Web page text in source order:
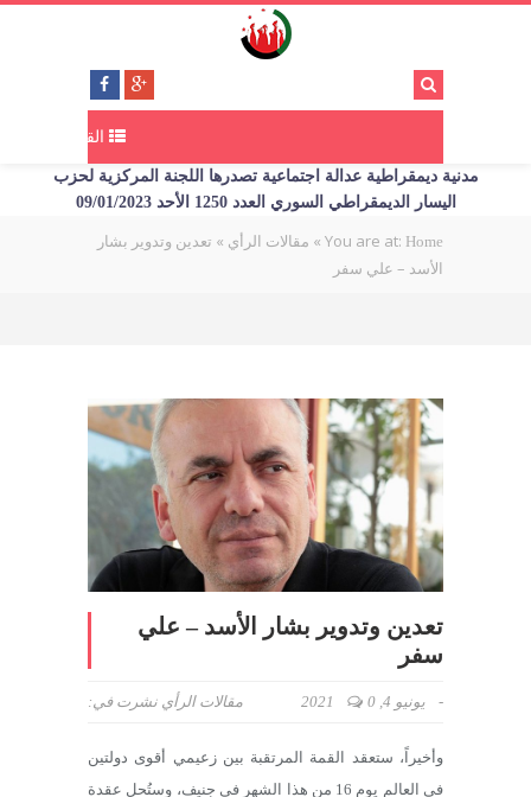
القائمة
مدنية ديمقراطية عدالة اجتماعية تصدرها اللجنة المركزية لحزب
اليسار الديمقراطي السوري العدد 1250 الأحد 09/01/2023
You are at: Home
» مقالات الرأي » تعدين وتدوير بشار
الأسد – علي سفر
تعدين وتدوير بشار الأسد – علي
سفر
نشرت في: مقالات الرأي - يونيو 4, 2021 0
وأخيراً، ستعقد القمة المرتقبة بين زعيمي أقوى دولتين
في العالم يوم 16 من هذا الشهر في جنيف، وستُحل عقدة